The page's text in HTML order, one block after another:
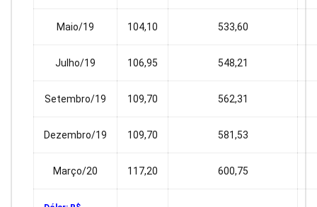
Maio/19 104,10 533,60
Julho/19 106,95 548,21
Setembro/19 109,70 562,31
Dezembro/19 109,70 581,53
Março/20 117,20 600,75